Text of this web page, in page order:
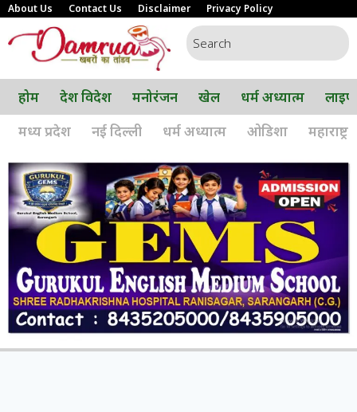
About Us Contact Us Disclaimer Privacy Policy
होम देश विदेश मनोरंजन खेल धर्म अध्यात्म
मध्य प्रदेश
नई दिल्ली धर्म अध्यात्म ओडिशा महाराष्ट्र